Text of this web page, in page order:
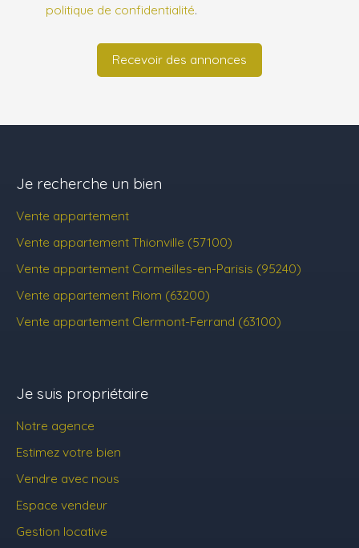
politique de confidentialité.
Recevoir des annonces
Je recherche un bien
Vente appartement
Vente appartement Thionville (57100)
Vente appartement Cormeilles-en-Parisis (95240)
Vente appartement Riom (63200)
Vente appartement Clermont-Ferrand (63100)
Je suis propriétaire
Notre agence
Estimez votre bien
Vendre avec nous
Espace vendeur
Gestion locative